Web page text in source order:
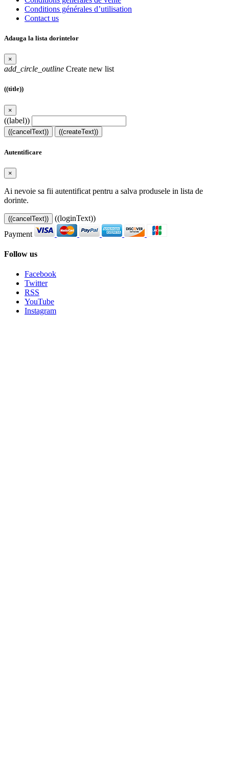
Conditions générales d’utilisation
Contact us
Adauga la lista dorintelor
×
add_circle_outline Create new list
((title))
×
((label))
((cancelText)) ((createText))
Autentificare
×
Ai nevoie sa fii autentificat pentru a salva produsele in lista de
dorinte.
((cancelText))
((loginText))
Payment
Follow us
Facebook
Twitter
RSS
YouTube
Instagram